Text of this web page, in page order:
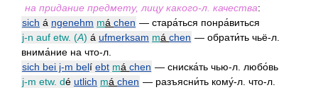
на придание предмету, лицу какого-л. качества:
sich á ngenehm má chen — стара́ться понра́виться
j-n auf etw. (A) á ufmerksam má chen — обрати́ть чьё-л.
внима́ние на что-л.
sich bei j-m belí ebt má chen — сниска́ть чью-л. любо́вь
j-m etw. dé utlich má chen — разъясни́ть кому́-л. что-л.